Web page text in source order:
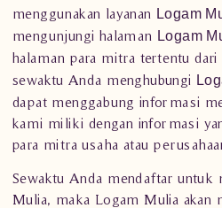
menggunakan layanan Logam
mengunjungi halaman Logam
halaman para mitra tertentu dari
sewaktu Anda menghubungi
dapat menggabung informasi
kami miliki dengan informasi
para mitra usaha atau
Sewaktu Anda mendaftar untuk
Mulia, maka Logam Mulia akan